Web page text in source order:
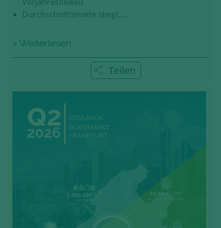
Durchschnittsmiete steigt,…
> Weiterlesen
Teilen